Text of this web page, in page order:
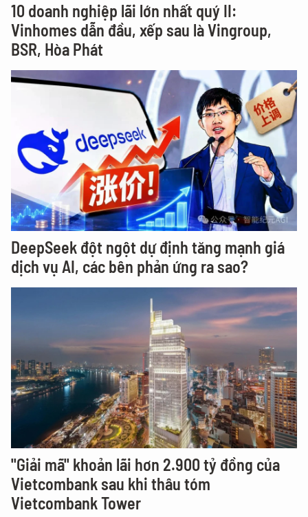
10 doanh nghiệp lãi lớn nhất quý II:
Vinhomes dẫn đầu, xếp sau là Vingroup,
BSR, Hòa Phát
DeepSeek đột ngột dự định tăng mạnh giá
dịch vụ AI, các bên phản ứng ra sao?
"Giải mã" khoản lãi hơn 2.900 tỷ đồng của
Vietcombank sau khi thâu tóm
Vietcombank Tower